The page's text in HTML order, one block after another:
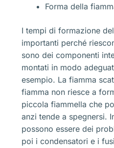
Forma della
I tempi di formazione
importanti perché
sono dei componenti
montati in modo
esempio. La fiamma
fiamma non riesce a
piccola fiammella che
anzi tende a spegnersi.
possono essere dei
poi i condensatori e i